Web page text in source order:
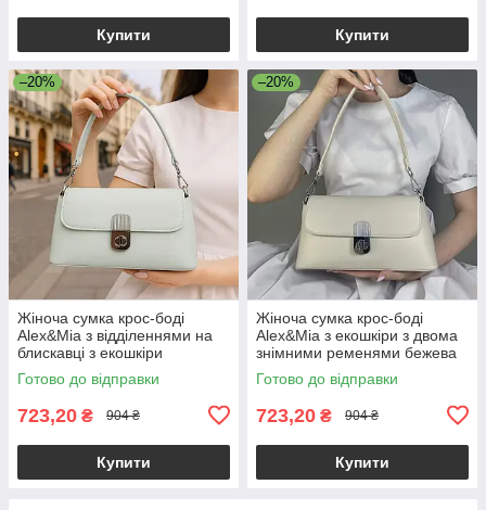
Купити Купити
–20%
Жіноча сумка крос-боді
Alex&Mia з відділеннями на
блискавці з екошкіри
блакитна
Готово до відправки
723,20 ₴ 904 ₴
Купити
–20%
Жіноча сумка крос-боді
Alex&Mia з екошкіри з двома
знімними ременями бежева
Готово до відправки
723,20 ₴ 904 ₴
Купити